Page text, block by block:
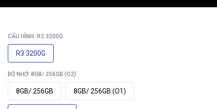
CẤU HÌNH: R3 3200G
R3 3200G
BỘ NHỚ: 8GB/ 256GB (O2)
8GB/ 256GB 8GB/ 256GB (O1)